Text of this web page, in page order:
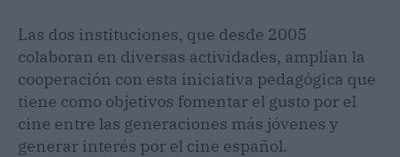
Las dos instituciones, que desde 2005
colaboran en diversas actividades, amplían la
cooperación con esta iniciativa pedagógica que
tiene como objetivos fomentar el gusto por el
cine entre las generaciones más jóvenes y
generar interés por el cine español.